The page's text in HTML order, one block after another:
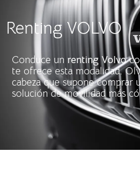
Renting VOLVO
Conduce un renting Volvo
te ofrece esta modalidad.
cabeza que supone comprar
solución de movilidad más